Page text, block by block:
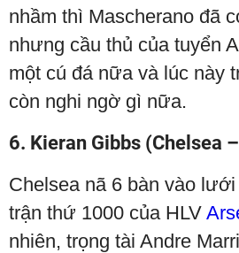
nhầm thì Mascherano đã
nhưng cầu thủ của tuyển
một cú đá nữa và lúc này
còn nghi ngờ gì nữa.
6. Kieran Gibbs (Chelsea
Chelsea nã 6 bàn vào
trận thứ 1000 của HLV
nhiên, trọng tài Andre